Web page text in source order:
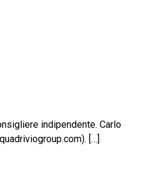
indipendente. Carlo
[…]